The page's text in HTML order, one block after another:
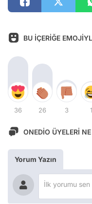
BU İÇERİĞE
36 26 3 1
ONEDİO ÜYELERİ
Yorum Yazın